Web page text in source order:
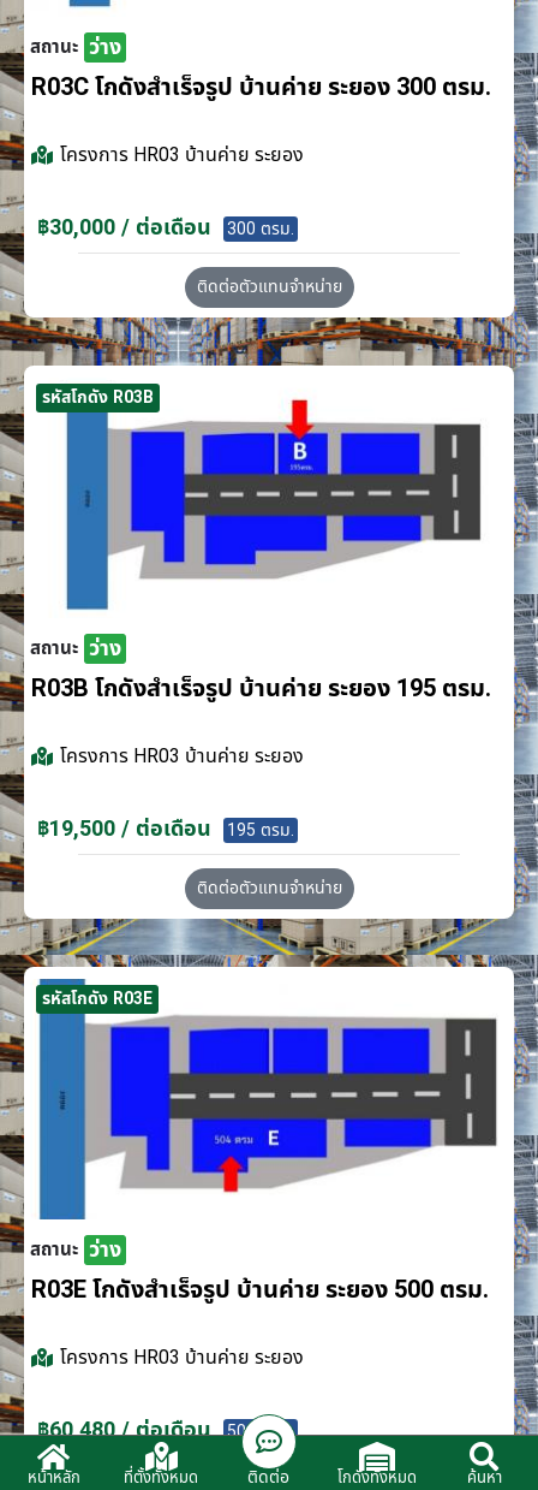
สถานะ ว่าง
R03C โกดังสำเร็จรูป บ้านค่าย ระยอง 300 ตรม.
โครงการ HR03 บ้านค่าย ระยอง
฿30,000 / ต่อเดือน 300 ตรม.
ติดต่อตัวแทนจำหน่าย
รหัสโกดัง R03B
สถานะ ว่าง
R03B โกดังสำเร็จรูป บ้านค่าย ระยอง 195 ตรม.
โครงการ HR03 บ้านค่าย ระยอง
฿19,500 / ต่อเดือน 195 ตรม.
ติดต่อตัวแทนจำหน่าย
รหัสโกดัง R03E
สถานะ ว่าง
R03E โกดังสำเร็จรูป บ้านค่าย ระยอง 500 ตรม.
โครงการ HR03 บ้านค่าย ระยอง
฿60,480 / ต่อเดือน 500 ตรม.
หน้าหลัก ที่ตั้งทั้งหมด ติดต่อ โกดังทั้งหมด ค้นหา